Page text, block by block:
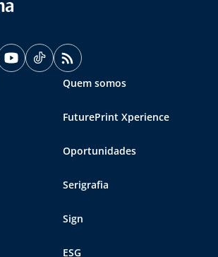
Quem somos
FuturePrint Xperience
Oportunidades
Serigrafia
Sign
ESG